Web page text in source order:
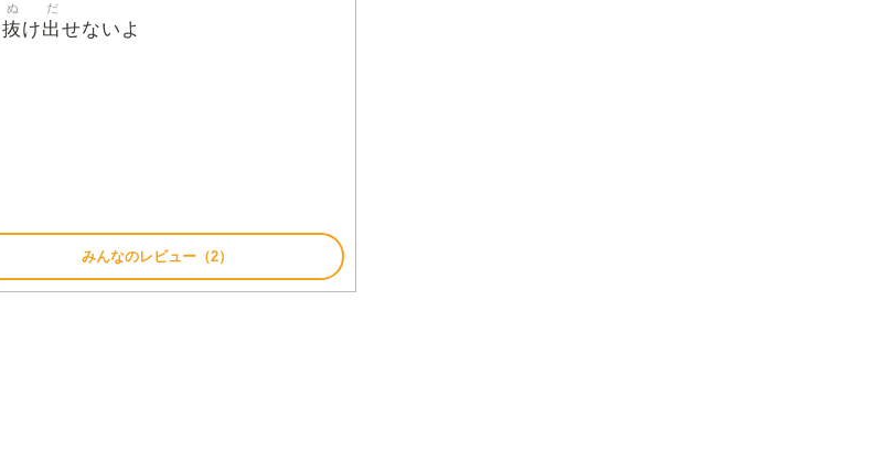
抜
ぬ
け出
だ
せないよ
みんなのレビュー（2）